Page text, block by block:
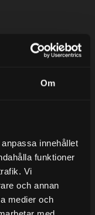
Om
innehållet
funktioner
Vi
och annan
medier och